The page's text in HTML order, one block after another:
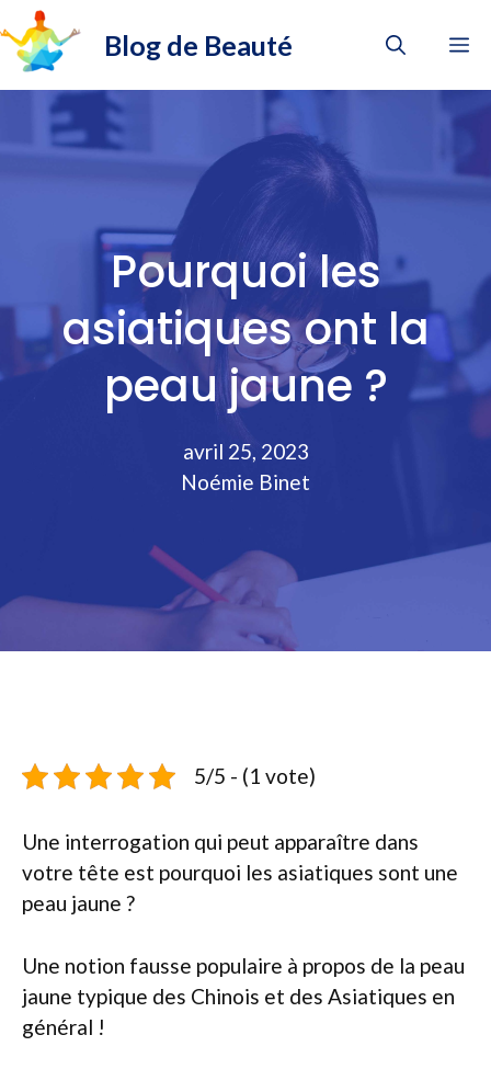
Aller
au
contenu
Blog de Beauté
Pourquoi les
asiatiques ont la
peau jaune ?
avril 25, 2023
Noémie Binet
5/5 - (1 vote)
Une interrogation qui peut apparaître dans
votre tête est pourquoi les asiatiques sont une
peau jaune ?
Une notion fausse populaire à propos de la peau
jaune typique des Chinois et des Asiatiques en
général !